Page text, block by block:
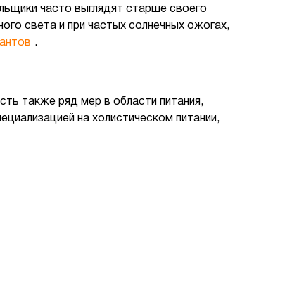
часто выглядят старше своего
света и при частых солнечных ожогах,
.
также ряд мер в области питания,
на холистическом питании,